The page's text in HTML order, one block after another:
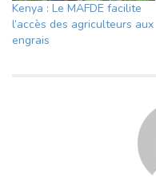
Kenya : Le MAFDE facilite
l’accès des agriculteurs aux
engrais